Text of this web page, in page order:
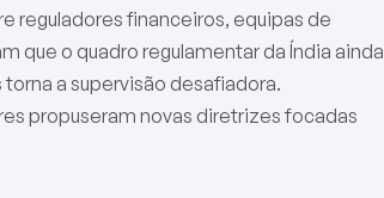
reguladores financeiros, equipas de
que o quadro regulamentar da Índia ainda
a supervisão desafiadora.
propuseram novas diretrizes focadas